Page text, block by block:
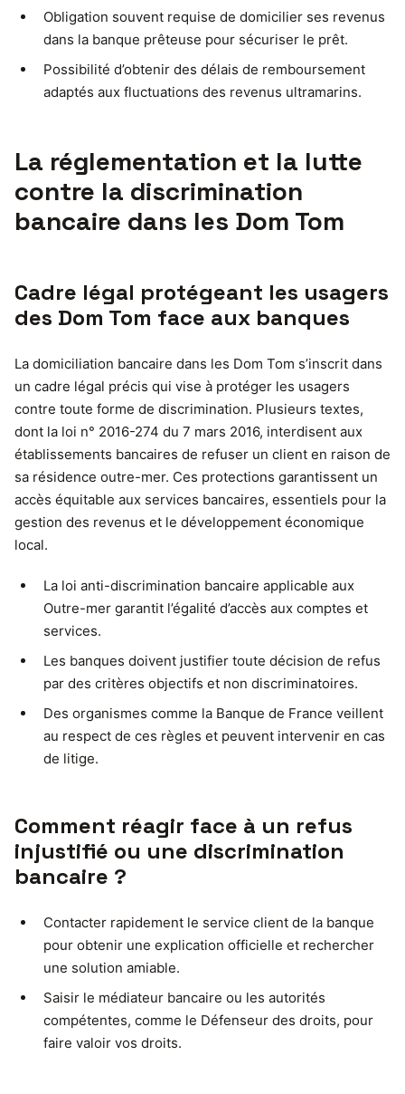
Obligation souvent requise de domicilier ses revenus
dans la banque prêteuse pour sécuriser le prêt.
Possibilité d’obtenir des délais de remboursement
adaptés aux fluctuations des revenus ultramarins.
La réglementation et la lutte
contre la discrimination
bancaire dans les Dom Tom
Cadre légal protégeant les usagers
des Dom Tom face aux banques
La domiciliation bancaire dans les Dom Tom s’inscrit dans
un cadre légal précis qui vise à protéger les usagers
contre toute forme de discrimination. Plusieurs textes,
dont la loi n° 2016-274 du 7 mars 2016, interdisent aux
établissements bancaires de refuser un client en raison de
sa résidence outre-mer. Ces protections garantissent un
accès équitable aux services bancaires, essentiels pour la
gestion des revenus et le développement économique
local.
La loi anti-discrimination bancaire applicable aux
Outre-mer garantit l’égalité d’accès aux comptes et
services.
Les banques doivent justifier toute décision de refus
par des critères objectifs et non discriminatoires.
Des organismes comme la Banque de France veillent
au respect de ces règles et peuvent intervenir en cas
de litige.
Comment réagir face à un refus
injustifié ou une discrimination
bancaire ?
Contacter rapidement le service client de la banque
pour obtenir une explication officielle et rechercher
une solution amiable.
Saisir le médiateur bancaire ou les autorités
compétentes, comme le Défenseur des droits, pour
faire valoir vos droits.